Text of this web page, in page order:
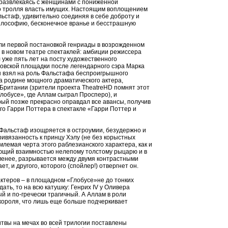
с женщинами с пониженной
тролля власть имущих. Настоящим воплощением
удивительно соединяя в себе доброту и
бесконечное вранье и бесстрашную
первой постановкой генриады в возрожденном
новом театре спектаклей: амбиции режиссера
пять лет на посту художественного
площадки после легендарного сэра Марка
на роль Фальстафа беспроигрышного
мощного драматического актера,
(зрители проекта TheatreHD помнят этот
где Аллам сыграл Просперо), и
позже прекрасно оправдал все авансы, получив
Гарри Поттера в спектакле «Гарри Поттер и
изощряется в остроумии, безудержно и
к принцу Хэлу (не без корыстных
черта этого раблезианского характера, как и
взаимностью нелепому толстому рыцарю и в
разрывается между двумя контрастными
и другого, которого (спойлер!) отвергнет он.
– в площадном «Глобусе»не до тонких
то на всю катушку: Генрих IV у Оливера
по-гречески трагичный. А Аллам в роли
что лишь еще больше подчеркивает
на мечах во всей трилогии поставлены